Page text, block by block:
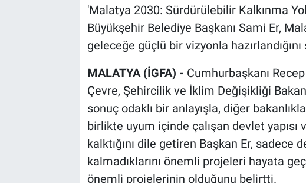
'Malatya 2030: Sürdürülebilir Kalkınma
Büyükşehir Belediye Başkanı Sami Er,
geleceğe güçlü bir vizyonla hazırlandığını
MALATYA (İGFA) - Cumhurbaşkanı
Çevre, Şehircilik ve İklim Değişikliği
sonuç odaklı bir anlayışla, diğer
birlikte uyum içinde çalışan devlet
kalktığını dile getiren Başkan Er, sadece
kalmadıklarını önemli projeleri hayata
önemli projelerinin olduğunu belirtti.